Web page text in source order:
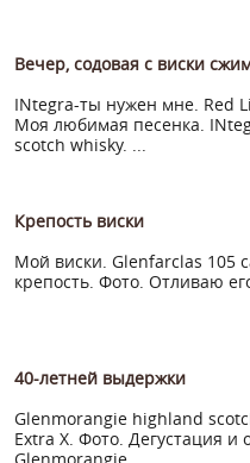
Вечер, содовая с виски
INtegra-ты нужен мне. Red
Моя любимая песенка.
scotch whisky. ...
Крепость виски
Мой виски. Glenfarclas 105
крепость. Фото. Отливаю
40-летней выдержки
Glenmorangie highland
Extra X. Фото. Дегустация